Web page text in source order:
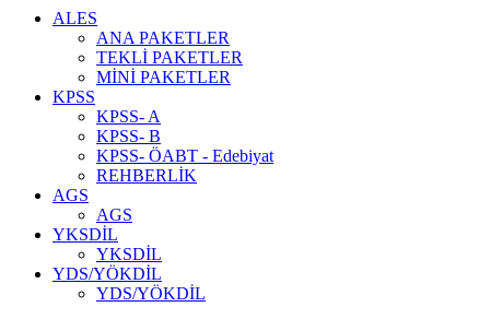
ALES
ANA PAKETLER
TEKLİ PAKETLER
MİNİ PAKETLER
KPSS
KPSS- A
KPSS- B
KPSS- ÖABT - Edebiyat
REHBERLİK
AGS
AGS
YKSDİL
YKSDİL
YDS/YÖKDİL
YDS/YÖKDİL